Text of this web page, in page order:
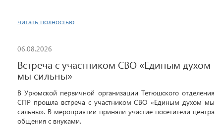
читать полностью
06.08.2026
Встреча с участником СВО «Единым духом
мы сильны»
В Урюмской первичной организации Тетюшского отделения
СПР прошла встреча с участником СВО «Единым духом мы
сильны». В мероприятии приняли участие посетители центра
общения с внуками.